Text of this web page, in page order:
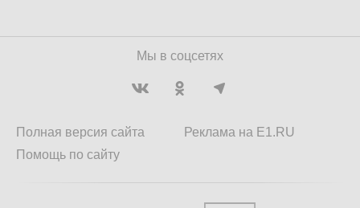
Мы в соцсетях
Полная версия сайта
Помощь по сайту
Реклама на E1.RU